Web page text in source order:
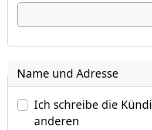
Name und Adresse
Ich schreibe die
anderen